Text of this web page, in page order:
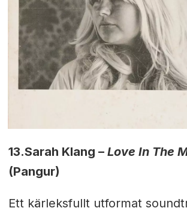
13.Sarah Klang – Love In The
(Pangur)
Ett kärleksfullt utformat